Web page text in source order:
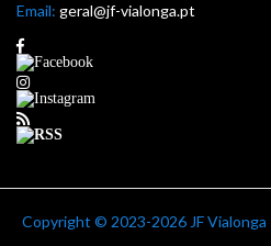
Email: geral@jf-vialonga.pt
Copyright © 2023-2026 JF